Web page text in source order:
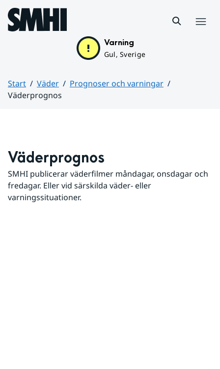
Hoppa till sidans innehåll
Varning
Gul, Sverige
Start Väder
Prognoser och varningar
Väderprognos
Väderprognos
SMHI publicerar väderfilmer måndagar, onsdagar och
fredagar. Eller vid särskilda väder- eller
varningssituationer.